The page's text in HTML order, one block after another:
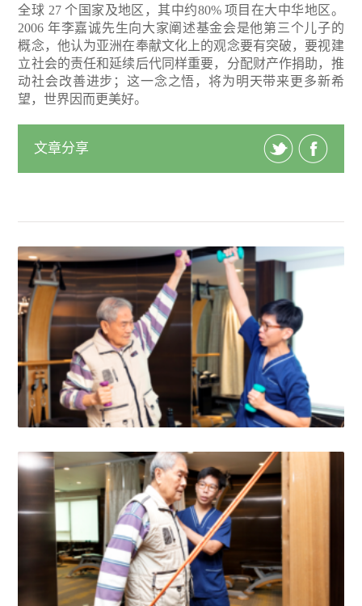
全球 27 个国家及地区，其中约80% 项目在大中华地区。
2006 年李嘉诚先生向大家阐述基金会是他第三个儿子的
概念，他认为亚洲在奉献文化上的观念要有突破，要视建
立社会的责任和延续后代同样重要，分配财产作捐助，推
动社会改善进步；这一念之悟，将为明天带来更多新希
望，世界因而更美好。
文章分享